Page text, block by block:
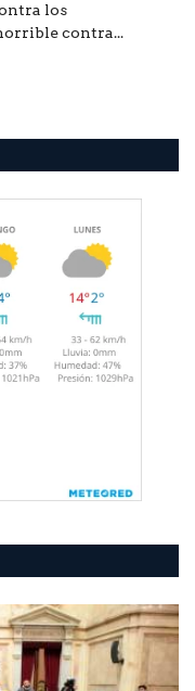
los
contra...